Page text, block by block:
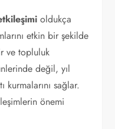
oldukça
etkin bir şekilde
ve topluluk
değil, yıl
sağlar.
önemi